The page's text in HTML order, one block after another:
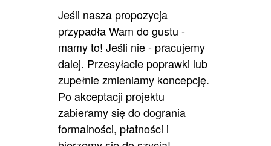
Jeśli nasza propozycja
przypadła Wam do gustu -
mamy to! Jeśli nie - pracujemy
dalej. Przesyłacie poprawki lub
zupełnie zmieniamy koncepcję.
Po akceptacji projektu
zabieramy się do dogrania
formalności, płatności i